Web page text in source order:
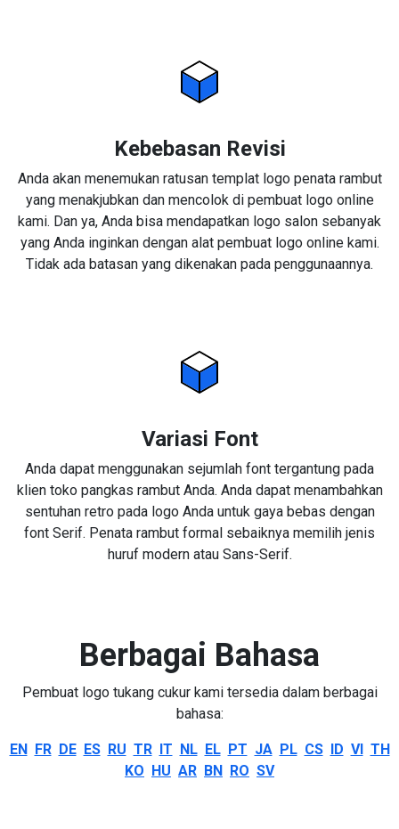
Kebebasan Revisi
Anda akan menemukan ratusan templat logo penata rambut
yang menakjubkan dan mencolok di pembuat logo online
kami. Dan ya, Anda bisa mendapatkan logo salon sebanyak
yang Anda inginkan dengan alat pembuat logo online kami.
Tidak ada batasan yang dikenakan pada penggunaannya.
Variasi Font
Anda dapat menggunakan sejumlah font tergantung pada
klien toko pangkas rambut Anda. Anda dapat menambahkan
sentuhan retro pada logo Anda untuk gaya bebas dengan
font Serif. Penata rambut formal sebaiknya memilih jenis
huruf modern atau Sans-Serif.
Berbagai Bahasa
Pembuat logo tukang cukur kami tersedia dalam berbagai
bahasa:
EN FR DE ES RU TR IT NL EL PT JA PL CS ID VI TH
KO HU AR BN RO SV